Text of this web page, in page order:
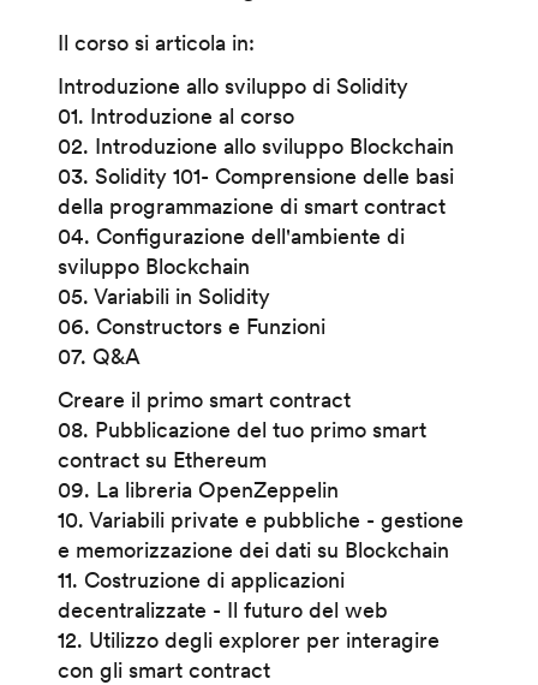
Il corso si articola in:
Introduzione allo sviluppo di Solidity
01. Introduzione al corso
02. Introduzione allo sviluppo Blockchain
03. Solidity 101- Comprensione delle basi
della programmazione di smart contract
04. Configurazione dell'ambiente di
sviluppo Blockchain
05. Variabili in Solidity
06. Constructors e Funzioni
07. Q&A
Creare il primo smart contract
08. Pubblicazione del tuo primo smart
contract su Ethereum
09. La libreria OpenZeppelin
10. Variabili private e pubbliche - gestione
e memorizzazione dei dati su Blockchain
11. Costruzione di applicazioni
decentralizzate - Il futuro del web
12. Utilizzo degli explorer per interagire
con gli smart contract